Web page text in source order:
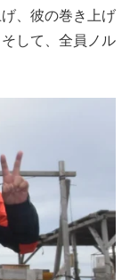
、彼の巻き上げ
して、全員ノル